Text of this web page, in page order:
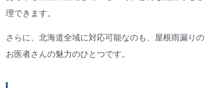
理できます。
さらに、北海道全域に対応可能なのも、屋根雨漏りの
お医者さんの魅力のひとつです。